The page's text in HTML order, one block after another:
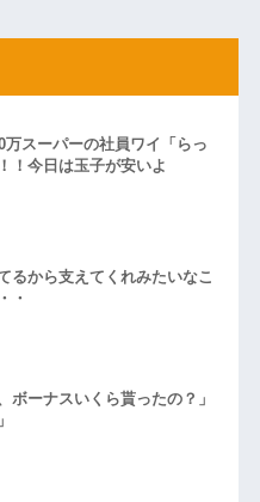
万スーパーの社員ワイ「らっ
！今日は玉子が安いよ
るから支えてくれみたいなこ
・
ボーナスいくら貰ったの？」